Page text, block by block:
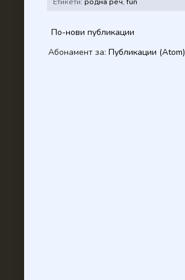
По-нови публикации
Абонамент за: Публикации (Atom)